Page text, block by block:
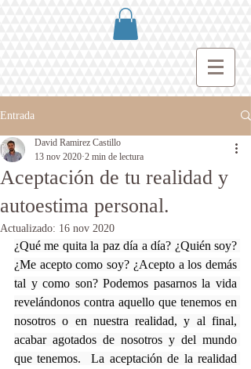
Entrada
Aceptación de tu realidad y
autoestima personal.
David Ramirez Castillo
13 nov 2020 2 min de lectura
Actualizado: 16 nov 2020
¿Qué me quita la paz día a día? ¿Quién soy?
¿Me acepto como soy? ¿Acepto a los demás
tal y como son? Podemos pasarnos la vida
revelándonos contra aquello que tenemos en
nosotros o en nuestra realidad, y al final,
acabar agotados de nosotros y del mundo
que tenemos.  La aceptación de la realidad